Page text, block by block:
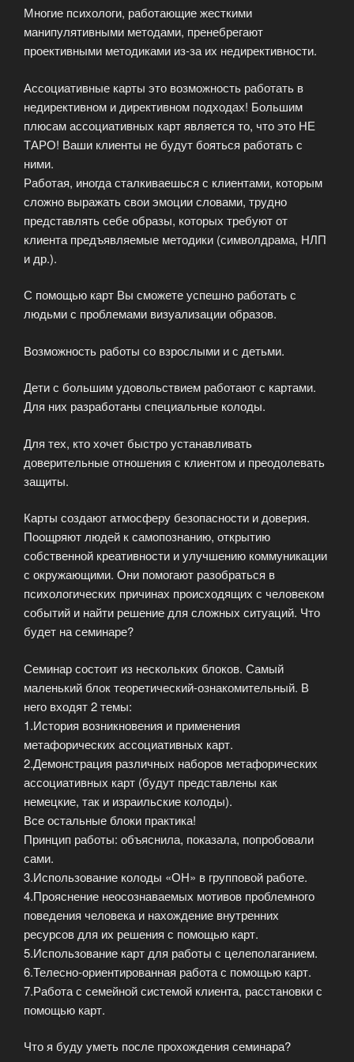
Многие психологи, работающие жесткими
манипулятивными методами, пренебрегают
проективными методиками из-за их недирективности.
Ассоциативные карты это возможность работать в
недирективном и директивном подходах! Большим
плюсам ассоциативных карт является то, что это НЕ
ТАРО! Ваши клиенты не будут бояться работать с
ними.
Работая, иногда сталкиваешься с клиентами, которым
сложно выражать свои эмоции словами, трудно
представлять себе образы, которых требуют от
клиента предъявляемые методики (символдрама, НЛП
и др.).
С помощью карт Вы сможете успешно работать с
людьми с проблемами визуализации образов.
Возможность работы со взрослыми и с детьми.
Дети с большим удовольствием работают с картами.
Для них разработаны специальные колоды.
Для тех, кто хочет быстро устанавливать
доверительные отношения с клиентом и преодолевать
защиты.
Карты создают атмосферу безопасности и доверия.
Поощряют людей к самопознанию, открытию
собственной креативности и улучшению коммуникации
с окружающими. Они помогают разобраться в
психологических причинах происходящих с человеком
событий и найти решение для сложных ситуаций. Что
будет на семинаре?
Семинар состоит из нескольких блоков. Самый
маленький блок теоретический-ознакомительный. В
него входят 2 темы:
1.История возникновения и применения
метафорических ассоциативных карт.
2.Демонстрация различных наборов метафорических
ассоциативных карт (будут представлены как
немецкие, так и израильские колоды).
Все остальные блоки практика!
Принцип работы: объяснила, показала, попробовали
сами.
3.Использование колоды «ОН» в групповой работе.
4.Прояснение неосознаваемых мотивов проблемного
поведения человека и нахождение внутренних
ресурсов для их решения с помощью карт.
5.Использование карт для работы с целеполаганием.
6.Телесно-ориентированная работа с помощью карт.
7.Работа с семейной системой клиента, расстановки с
помощью карт.
Что я буду уметь после прохождения семинара?